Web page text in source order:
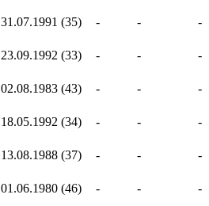
31.07.1991 (35) - -
-
23.09.1992 (33) - -
-
02.08.1983 (43) - -
-
18.05.1992 (34) - -
-
13.08.1988 (37) - -
-
01.06.1980 (46) - -
-